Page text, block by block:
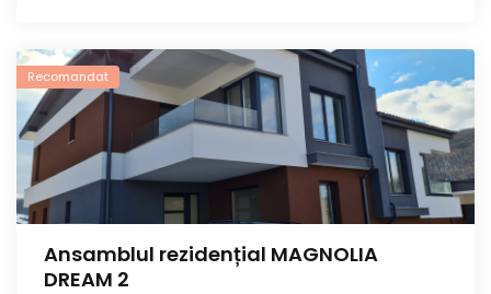
Recomandat
Ansamblul rezidențial MAGNOLIA
DREAM 2